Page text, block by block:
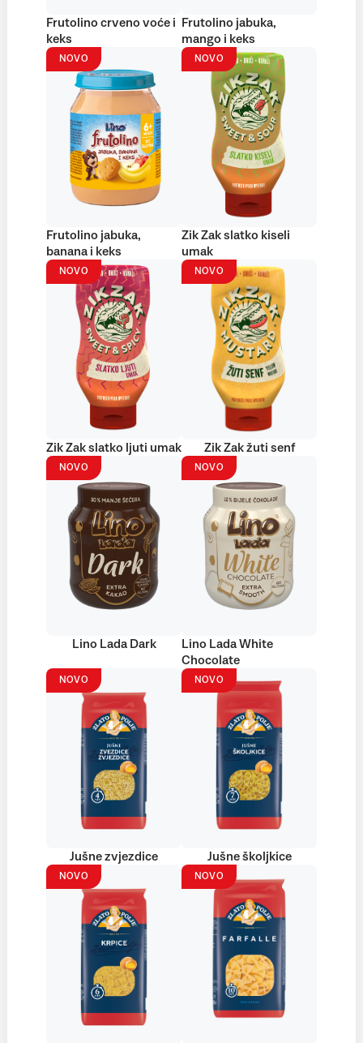
Frutolino crveno voće i
keks
Frutolino jabuka,
mango i keks
NOVO
Frutolino jabuka,
banana i keks
NOVO
Zik Zak slatko kiseli
umak
NOVO
Zik Zak slatko ljuti umak
NOVO
Zik Zak žuti senf
NOVO
Lino Lada Dark
NOVO
Lino Lada White
Chocolate
NOVO
Jušne zvjezdice
NOVO
Jušne školjkice
NOVO NOVO